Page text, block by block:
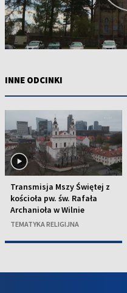
INNE ODCINKI
Transmisja Mszy Świętej z
kościoła pw. św. Rafała
Archanioła w Wilnie
TEMATYKA RELIGIJNA